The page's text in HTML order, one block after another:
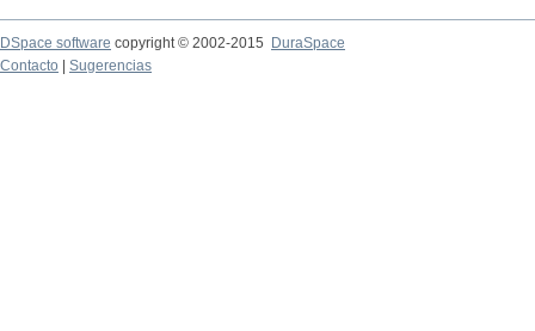
DSpace software copyright © 2002-2015
DuraSpace
Contacto
Sugerencias